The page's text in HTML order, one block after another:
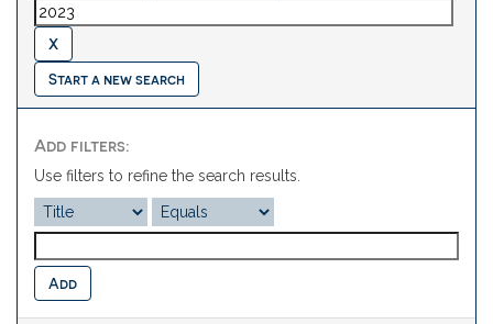
Start a new search
Add filters:
Use filters to refine the search results.